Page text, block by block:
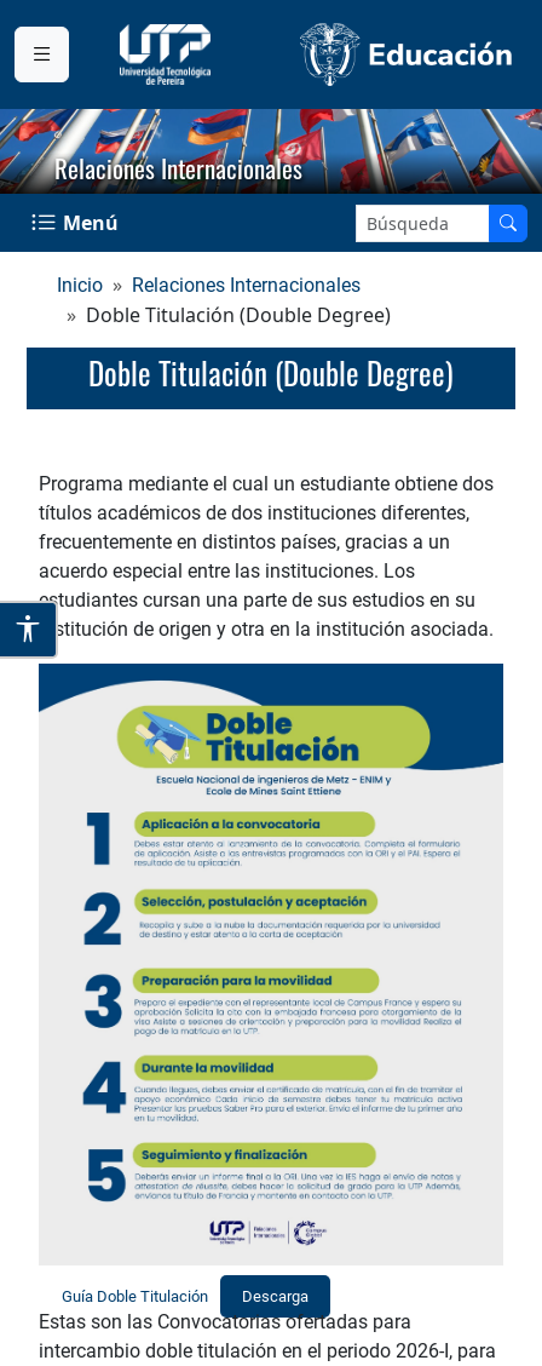
Relaciones Internacionales
Menú Buscar en el sitio:
Inicio Relaciones Internacionales
Doble Titulación (Double Degree)
Doble Titulación (Double Degree)
Programa mediante el cual un estudiante obtiene dos
títulos académicos de dos instituciones diferentes,
frecuentemente en distintos países, gracias a un
acuerdo especial entre las instituciones. Los
estudiantes cursan una parte de sus estudios en su
institución de origen y otra en la institución asociada.
Guía Doble Titulación Descarga
Estas son las Convocatorias ofertadas para
intercambio doble titulación en el periodo 2026-I, para